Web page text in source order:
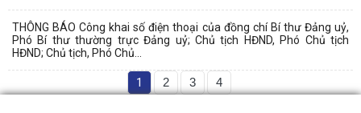
THÔNG BÁO Công khai số điện thoại của đồng chí Bí thư Đảng uỷ,
Phó Bí thư thường trực Đảng uỷ; Chủ tịch HĐND, Phó Chủ tịch
HĐND; Chủ tịch, Phó Chủ...
1 2 3 4